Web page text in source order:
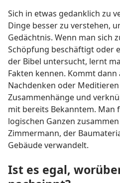
Sich in etwas gedanklich zu
Dinge besser zu verstehen,
Gedächtnis. Wenn man sich
Schöpfung beschäftigt oder
der Bibel untersucht, lernt
Fakten kennen. Kommt
Nachdenken oder
Zusammenhänge und
mit bereits Bekanntem. Man
logischen Ganzen
Zimmermann, der
Gebäude verwandelt.
Ist es egal,